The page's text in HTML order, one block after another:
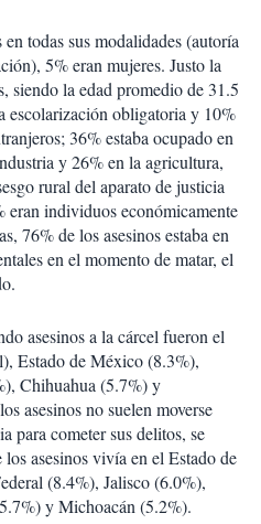
todas sus modalidades (autoría
5% eran mujeres. Justo la
siendo la edad promedio de 31.5
escolarización obligatoria y 10%
36% estaba ocupado en
y 26% en la agricultura,
rural del aparato de justicia
individuos económicamente
76% de los asesinos estaba en
en el momento de matar, el
asesinos a la cárcel fueron el
Estado de México (8.3%),
Chihuahua (5.7%) y
asesinos no suelen moverse
para cometer sus delitos, se
asesinos vivía en el Estado de
(8.4%), Jalisco (6.0%),
y Michoacán (5.2%).